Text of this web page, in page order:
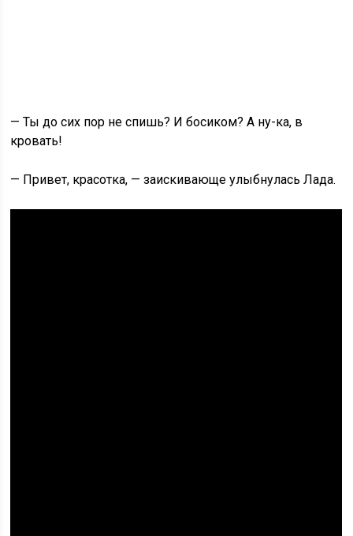
— Ты до сих пор не спишь? И босиком? А ну-ка, в
кровать!
— Привет, красотка, — заискивающе улыбнулась Лада.